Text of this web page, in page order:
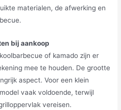
materialen, de afwerking en
bij aankoop
of kamado zijn er
mee te houden. De grootte
aspect. Voor een klein
vaak voldoende, terwijl
vereisen.